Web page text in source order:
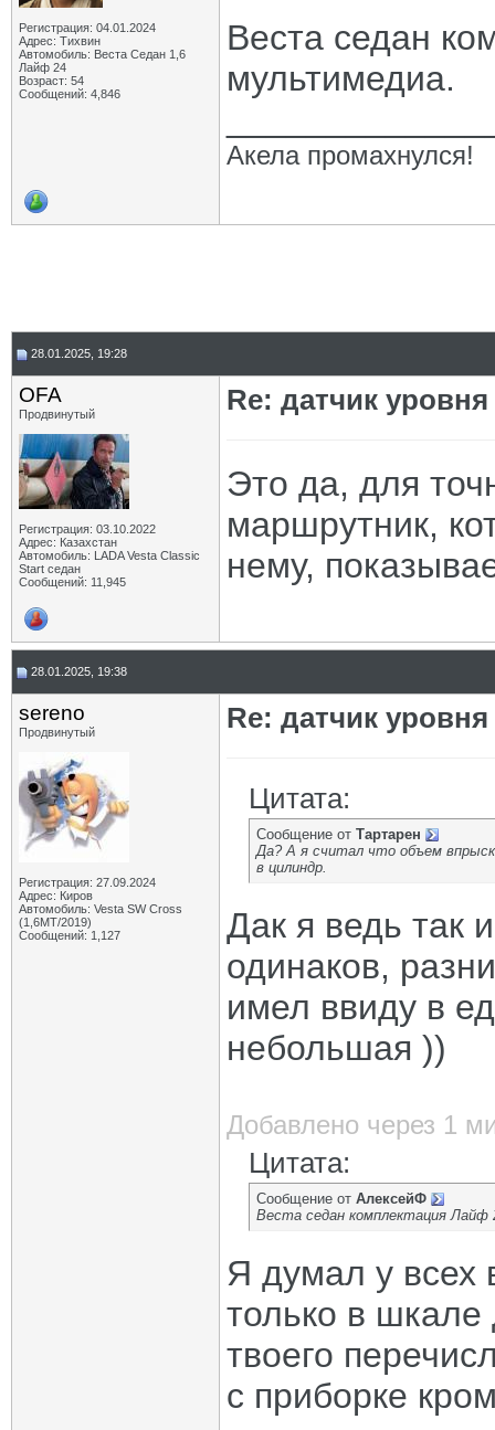
Регистрация: 04.01.2024
Адрес: Тихвин
Автомобиль: Веста Седан 1,6
Лайф 24
Возраст: 54
Сообщений: 4,846
Веста седан
мультимедиа.
Акела промахнулся!
28.01.2025, 19:28
OFA
Продвинутый
Регистрация: 03.10.2022
Адрес: Казахстан
Автомобиль: LADA Vesta Classic
Start седан
Сообщений: 11,945
Re: датчик
Это да, для
маршрутник,
нему,
28.01.2025, 19:38
sereno
Продвинутый
Регистрация: 27.09.2024
Адрес: Киров
Автомобиль: Vesta SW Cross
(1,6МТ/2019)
Сообщений: 1,127
Re: датчик
Цитата:
Сообщение от Тартарен
Да? А я считал что объем
в цилиндр.
Дак я ведь так
одинаков,
имел ввиду в
небольшая ))
Добавлено через 1
Цитата:
Сообщение от АлексейФ
Веста седан комплектация
Я думал у всех
только в шкале
твоего
с приборке